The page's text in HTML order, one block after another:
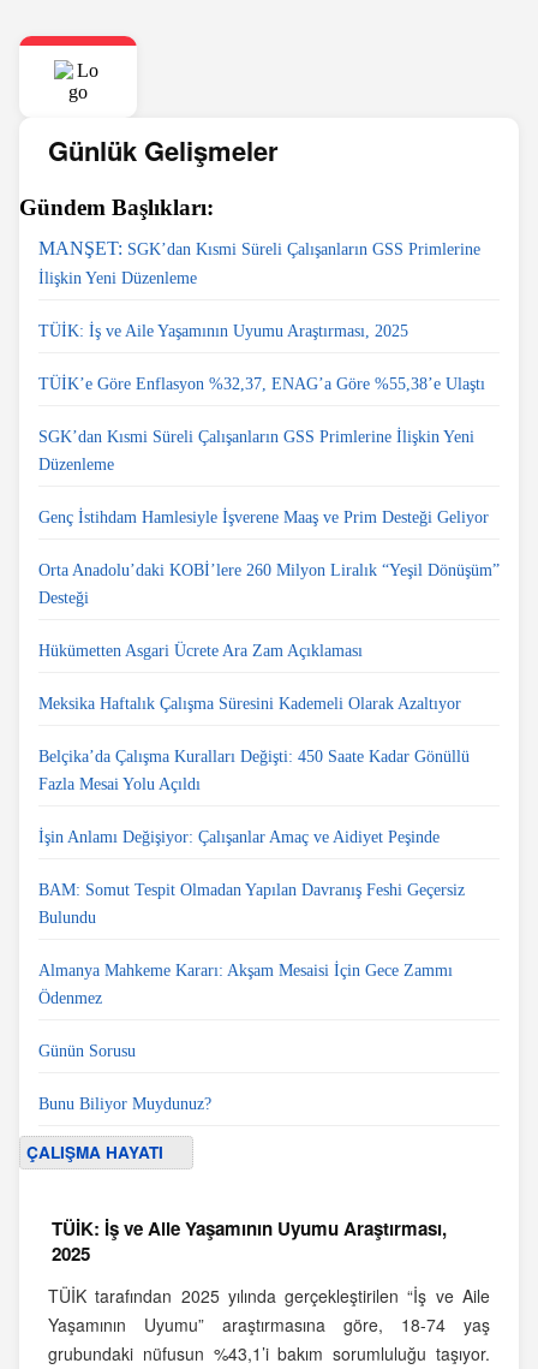
Günlük Gelişmeler
Gündem Başlıkları:
MANŞET: SGK’dan Kısmi Süreli Çalışanların GSS Primlerine
İlişkin Yeni Düzenleme
TÜİK: İş ve Aile Yaşamının Uyumu Araştırması, 2025
TÜİK’e Göre Enflasyon %32,37, ENAG’a Göre %55,38’e Ulaştı
SGK’dan Kısmi Süreli Çalışanların GSS Primlerine İlişkin Yeni
Düzenleme
Genç İstihdam Hamlesiyle İşverene Maaş ve Prim Desteği Geliyor
Orta Anadolu’daki KOBİ’lere 260 Milyon Liralık “Yeşil Dönüşüm”
Desteği
Hükümetten Asgari Ücrete Ara Zam Açıklaması
Meksika Haftalık Çalışma Süresini Kademeli Olarak Azaltıyor
Belçika’da Çalışma Kuralları Değişti: 450 Saate Kadar Gönüllü
Fazla Mesai Yolu Açıldı
İşin Anlamı Değişiyor: Çalışanlar Amaç ve Aidiyet Peşinde
BAM: Somut Tespit Olmadan Yapılan Davranış Feshi Geçersiz
Bulundu
Almanya Mahkeme Kararı: Akşam Mesaisi İçin Gece Zammı
Ödenmez
Günün Sorusu
Bunu Biliyor Muydunuz?
ÇALIŞMA HAYATI
TÜİK: İş ve Aile Yaşamının Uyumu Araştırması,
2025
TÜİK tarafından 2025 yılında gerçekleştirilen “İş ve Aile
Yaşamının Uyumu” araştırmasına göre, 18-74 yaş
grubundaki nüfusun %43,1’i bakım sorumluluğu taşıyor.